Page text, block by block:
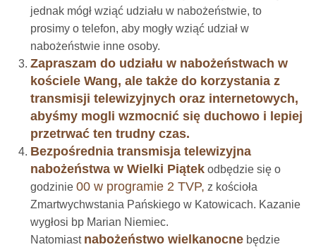
jednak mógł wziąć udziału w nabożeństwie, to
prosimy o telefon, aby mogły wziąć udział w
nabożeństwie inne osoby.
Zapraszam do udziału w nabożeństwach w
kościele Wang, ale także do korzystania z
transmisji telewizyjnych oraz internetowych,
abyśmy mogli wzmocnić się duchowo i lepiej
przetrwać ten trudny czas.
Bezpośrednia transmisja telewizyjna
nabożeństwa w Wielki Piątekodbędzie się o
godzinie 00 w programie 2 TVP, z kościoła
Zmartwychwstania Pańskiego w Katowicach. Kazanie
wygłosi bp Marian Niemiec.
Natomiast nabożeństwo wielkanocnebędzie